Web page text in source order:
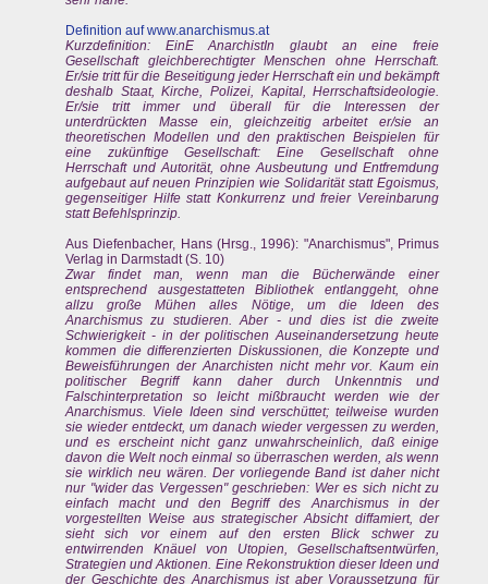
Definition aufwww.anarchismus.at
Kurzdefinition: EinE AnarchistIn glaubt an eine freie
Gesellschaft gleichberechtigter Menschen ohne Herrschaft.
Er/sie tritt für die Beseitigung jeder Herrschaft ein und bekämpft
deshalb Staat, Kirche, Polizei, Kapital, Herrschaftsideologie.
Er/sie tritt immer und überall für die Interessen der
unterdrückten Masse ein, gleichzeitig arbeitet er/sie an
theoretischen Modellen und den praktischen Beispielen für
eine zukünftige Gesellschaft: Eine Gesellschaft ohne
Herrschaft und Autorität, ohne Ausbeutung und Entfremdung
aufgebaut auf neuen Prinzipien wie Solidarität statt Egoismus,
gegenseitiger Hilfe statt Konkurrenz und freier Vereinbarung
statt Befehlsprinzip.
Aus Diefenbacher, Hans (Hrsg., 1996): "Anarchismus", Primus
Verlag in Darmstadt (S. 10)
Zwar findet man, wenn man die Bücherwände einer
entsprechend ausgestatteten Bibliothek entlanggeht, ohne
allzu große Mühen alles Nötige, um die Ideen des
Anarchismus zu studieren. Aber - und dies ist die zweite
Schwierigkeit - in der politischen Auseinandersetzung heute
kommen die differenzierten Diskussionen, die Konzepte und
Beweisführungen der Anarchisten nicht mehr vor. Kaum ein
politischer Begriff kann daher durch Unkenntnis und
Falschinterpretation so leicht mißbraucht werden wie der
Anarchismus. Viele Ideen sind verschüttet; teilweise wurden
sie wieder entdeckt, um danach wieder vergessen zu werden,
und es erscheint nicht ganz unwahrscheinlich, daß einige
davon die Welt noch einmal so überraschen werden, als wenn
sie wirklich neu wären. Der vorliegende Band ist daher nicht
nur "wider das Vergessen" geschrieben: Wer es sich nicht zu
einfach macht und den Begriff des Anarchismus in der
vorgestellten Weise aus strategischer Absicht diffamiert, der
sieht sich vor einem auf den ersten Blick schwer zu
entwirrenden Knäuel von Utopien, Gesellschaftsentwürfen,
Strategien und Aktionen. Eine Rekonstruktion dieser Ideen und
der Geschichte des Anarchismus ist aber Voraussetzung für